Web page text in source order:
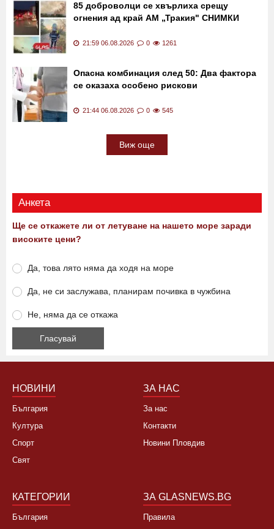
85 доброволци се хвърлиха срещу
огнения ад край АМ „Тракия" СНИМКИ
21:59 06.08.2026 0 1261
Опасна комбинация след 50: Два фактора
се оказаха особено рискови
21:44 06.08.2026 0 545
Виж още
Анкета
Ще се откажете ли от летуване на нашето море заради
високите цени?
Да, това лято няма да ходя на море
Да, не си заслужава, планирам почивка в чужбина
Не, няма да се откажа
НОВИНИ
България
Култура
Спорт
Свят
ЗА НАС
За нас
Контакти
Новини Пловдив
КАТЕГОРИИ
България
ЗА GLASNEWS.BG
Правила